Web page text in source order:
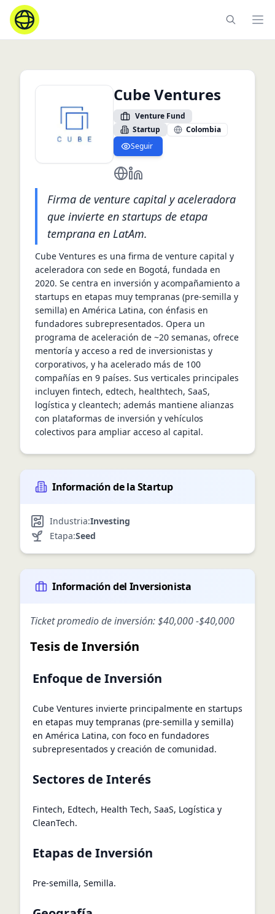
Cube Ventures
Venture Fund
Startup
Colombia
Seguir
https://www.cube.ventures/
https://co.linkedin.com/
Firma de venture capital y aceleradora
que invierte en startups de etapa
temprana en LatAm.
Cube Ventures es una firma de venture capital y
aceleradora con sede en Bogotá, fundada en
2020. Se centra en inversión y acompañamiento a
startups en etapas muy tempranas (pre-semilla y
semilla) en América Latina, con énfasis en
fundadores subrepresentados. Opera un
programa de aceleración de ~20 semanas, ofrece
mentoría y acceso a red de inversionistas y
corporativos, y ha acelerado más de 100
compañías en 9 países. Sus verticales principales
incluyen fintech, edtech, healthtech, SaaS,
logística y cleantech; además mantiene alianzas
con plataformas de inversión y vehículos
colectivos para ampliar acceso al capital.
Información de la Startup
Industria:Investing
Etapa:Seed
Información del Inversionista
Ticket promedio de inversión:$40,000-$40,000
Tesis de Inversión
Enfoque de Inversión
Cube Ventures invierte principalmente en startups
en etapas muy tempranas (pre-semilla y semilla)
en América Latina, con foco en fundadores
subrepresentados y creación de comunidad.
Sectores de Interés
Fintech, Edtech, Health Tech, SaaS, Logística y
CleanTech.
Etapas de Inversión
Pre-semilla, Semilla.